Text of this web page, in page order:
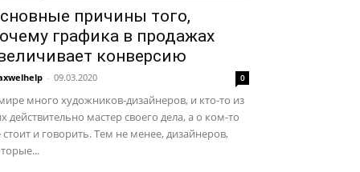
причины того,
графика в продажах
конверсию
- 09.03.2020 0
много художников-дизайнеров, и кто-то из
действительно мастер своего дела, а о ком-то
стоит и говорить. Тем не менее, дизайнеров,